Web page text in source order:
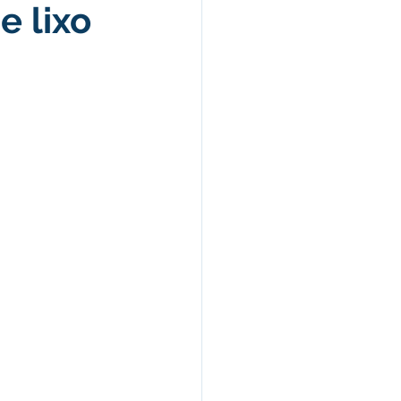
Campanhas
lixo